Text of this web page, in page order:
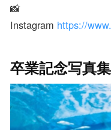
📸
Instagram https://
卒業記念写真